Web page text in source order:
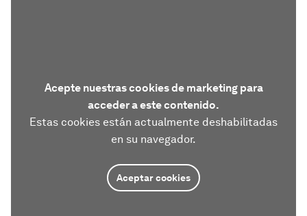
Acepte nuestras cookies de marketing para
acceder a este contenido.
Estas cookies están actualmente deshabilitadas
en su navegador.
Aceptar cookies